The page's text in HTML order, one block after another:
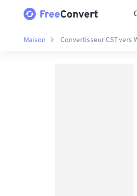
Maison Convertisseur CST vers